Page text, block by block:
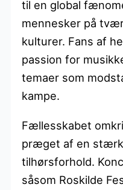
til en global
mennesker på
kulturer. Fans af
passion for
temaer som
kampe.
Fællesskabet
præget af en
tilhørsforhold.
såsom Roskilde